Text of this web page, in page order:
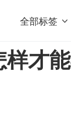
全部标签 
高
样才